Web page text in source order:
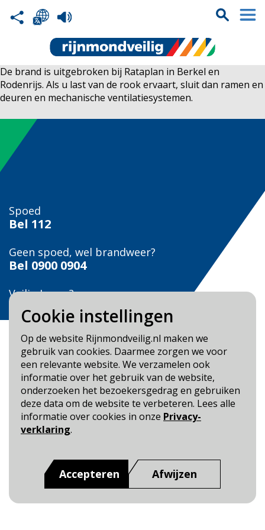
Cookie instellingen
Op de website Rijnmondveilig.nl maken we
gebruik van cookies. Daarmee zorgen we voor
een relevante website. We verzamelen ook
informatie over het gebruik van de website,
onderzoeken het bezoekersgedrag en gebruiken
deze data om de website te verbeteren. Lees alle
informatie over cookies in onze Privacy-
verklaring.
Accepteren Afwijzen
De brand is uitgebroken bij Rataplan in Berkel en
Rodenrijs. Als u last van de rook ervaart, sluit dan ramen en
deuren en mechanische ventilatiesystemen.
Spoed
Bel 112
Geen spoed, wel brandweer?
Bel 0900 0904
Veilig Leven?
Bel 0900-8387
Blijf op de hoogte
Cookie- en Privacybeleid
Toegankelijkheid
Rijnmond